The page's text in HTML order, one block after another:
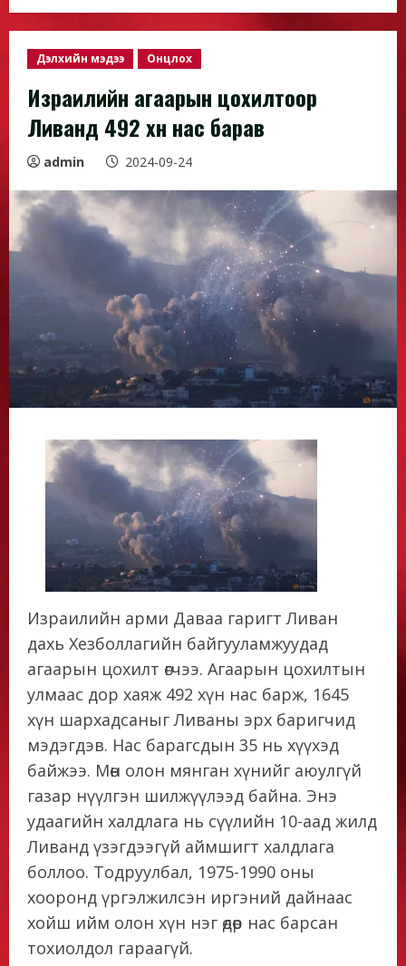
Дэлхийн мэдээ Онцлох
Израилийн агаарын цохилтоор
Ливанд 492 хүн нас барав
admin 2024-09-24
Израилийн арми Даваа гаригт Ливан
дахь Хезболлагийн байгууламжуудад
агаарын цохилт өгчээ. Агаарын цохилтын
улмаас дор хаяж 492 хүн нас барж, 1645
хүн шархадсаныг Ливаны эрх баригчид
мэдэгдэв. Нас барагсдын 35 нь хүүхэд
байжээ. Мөн олон мянган хүнийг аюулгүй
газар нүүлгэн шилжүүлээд байна. Энэ
удаагийн халдлага нь сүүлийн 10-аад жилд
Ливанд үзэгдээгүй аймшигт халдлага
боллоо. Тодруулбал, 1975-1990 оны
хооронд үргэлжилсэн иргэний дайнаас
хойш ийм олон хүн нэг өдөр нас барсан
тохиолдол гараагүй.